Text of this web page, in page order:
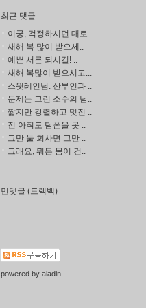
최근 댓글
이궁, 걱정하시던 대로..
새해 복 많이 받으세..
예쁜 서른 되시길! ..
새해 복많이 받으시고...
스윗레인님. 산부인과 ..
문제는 그런 소수의 남..
짧지만 강렬하고 멋진 ..
전 아직도 탐폰을 못 ..
그만 둘 회사면 그만 ..
그래요, 뭐든 몸이 건..
먼댓글 (트랙백)
powered by aladin